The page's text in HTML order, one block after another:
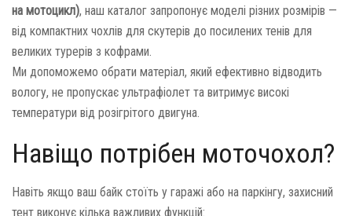
на мотоцикл), наш каталог запропонує моделі різних розмірів —
від компактних чохлів для скутерів до посилених тенів для
великих турерів з кофрами.
Ми допоможемо обрати матеріал, який ефективно відводить
вологу, не пропускає ультрафіолет та витримує високі
температури від розігрітого двигуна.
Навіщо потрібен моточохол?
Навіть якщо ваш байк стоїть у гаражі або на паркінгу, захисний
тент виконує кілька важливих функцій: